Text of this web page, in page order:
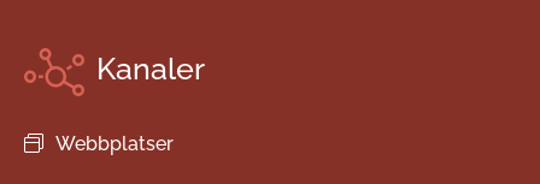
Kanaler
Webbplatser